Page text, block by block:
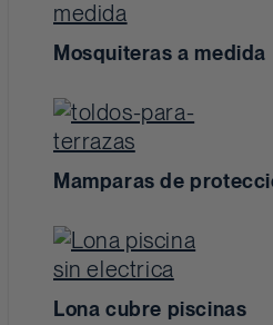
Mosquiteras a medida
Mamparas de
Lona cubre piscinas